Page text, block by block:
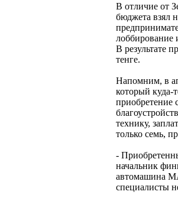
В отличие от
бюджета взял
лоббирование
В результате
тенге.
Напомним, в
который куда-
приобретение
технику,
только семь,
-
начальник
автомашина
специалисты